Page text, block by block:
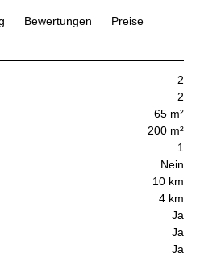
Bewertungen
Preise
2
2
65 m²
200 m²
1
Nein
10 km
4 km
Ja
Ja
Ja